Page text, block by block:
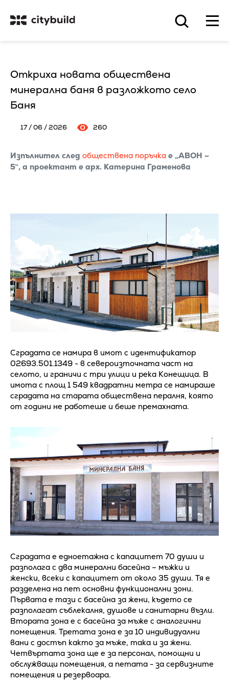
Откриха новата обществена
минерална баня в разложкото село
Баня
17 / 06 / 2026 260
Изпълнител след обществена поръчка е „АВОН –
5“, а проектант е арх. Катерина Граменова
Сградата се намира в имот с идентификатор
02693.501.1349 - в североизточната част на
селото, и граничи с три улици и река Конещица. В
имота с площ 1 549 квадратни метра се намираше
сградата на старата обществена пералня, която
от години не работеше и беше премахната.
Сградата е едноетажна с капацитет 70 души и
разполага с два минерални басейна – мъжки и
женски, всеки с капацитет от около 35 души. Тя е
разделена на пет основни функционални зони.
Първата е тази с басейна за жени, където се
разполагат съблекалня, душове и санитарни възли.
Втората зона е с басейна за мъже с аналогични
помещения. Третата зона е за 10 индивидуални
вани с достъп както за мъже, така и за жени.
Четвъртата зона ще е за персонал, помощни и
обслужващи помещения, а петата - за сервизните
помещения и резервоара.